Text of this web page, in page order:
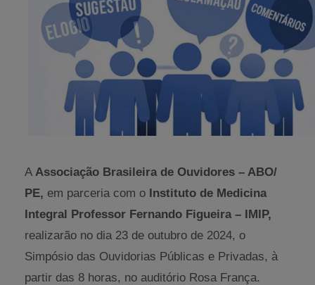
A Associação Brasileira de Ouvidores – ABO/
PE, em parceria com o Instituto de Medicina
Integral Professor Fernando Figueira – IMIP,
realizarão no dia 23 de outubro de 2024, o
Simpósio das Ouvidorias Públicas e Privadas, à
partir das 8 horas, no auditório Rosa França.